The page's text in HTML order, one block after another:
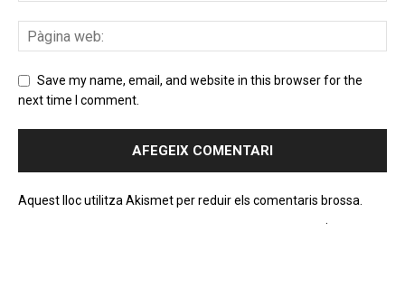
Save my name, email, and website in this browser for the
next time I comment.
Aquest lloc utilitza Akismet per reduir els comentaris brossa.